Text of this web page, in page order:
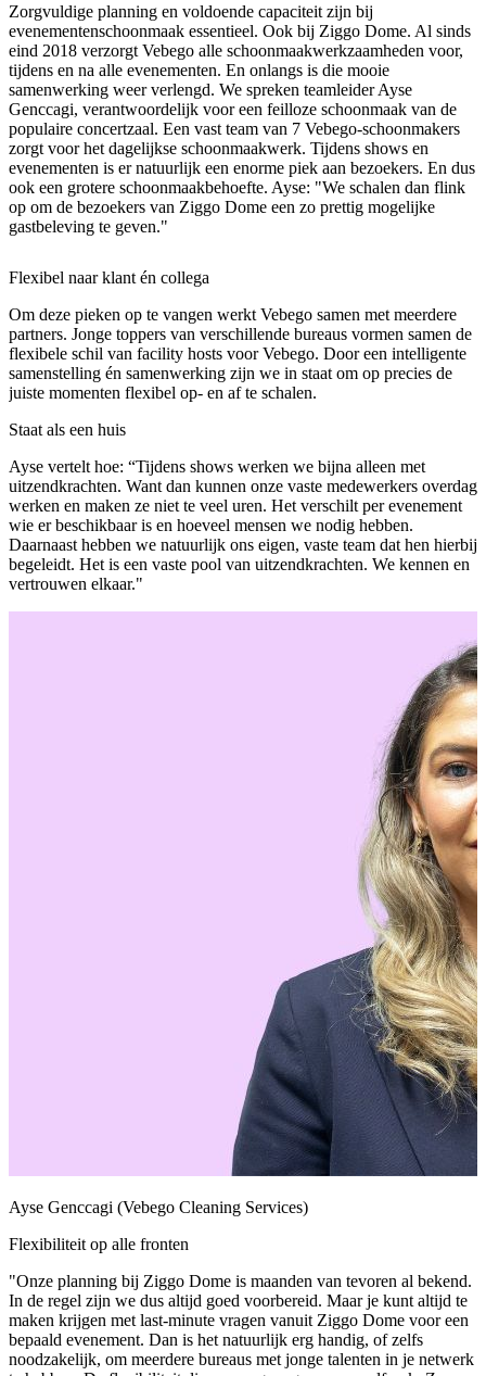
Zorgvuldige planning en voldoende capaciteit zijn bij
evenementenschoonmaak essentieel. Ook bij Ziggo Dome. Al sinds
eind 2018 verzorgt Vebego alle schoonmaakwerkzaamheden voor,
tijdens en na alle evenementen. En onlangs is die mooie
samenwerking weer verlengd. We spreken teamleider Ayse
Genccagi, verantwoordelijk voor een feilloze schoonmaak van de
populaire concertzaal. Een vast team van 7 Vebego-schoonmakers
zorgt voor het dagelijkse schoonmaakwerk. Tijdens shows en
evenementen is er natuurlijk een enorme piek aan bezoekers. En dus
ook een grotere schoonmaakbehoefte. Ayse: "We schalen dan flink
op om de bezoekers van Ziggo Dome een zo prettig mogelijke
gastbeleving te geven."
Flexibel naar klant én collega
Om deze pieken op te vangen werkt Vebego samen met meerdere
partners. Jonge toppers van verschillende bureaus vormen samen de
flexibele schil van facility hosts voor Vebego. Door een intelligente
samenstelling én samenwerking zijn we in staat om op precies de
juiste momenten flexibel op- en af te schalen.
Staat als een huis
Ayse vertelt hoe: “Tijdens shows werken we bijna alleen met
uitzendkrachten. Want dan kunnen onze vaste medewerkers overdag
werken en maken ze niet te veel uren. Het verschilt per evenement
wie er beschikbaar is en hoeveel mensen we nodig hebben.
Daarnaast hebben we natuurlijk ons eigen, vaste team dat hen hierbij
begeleidt. Het is een vaste pool van uitzendkrachten. We kennen en
vertrouwen elkaar."
Ayse Genccagi (Vebego Cleaning Services)
Flexibiliteit op alle fronten
"Onze planning bij Ziggo Dome is maanden van tevoren al bekend.
In de regel zijn we dus altijd goed voorbereid. Maar je kunt altijd te
maken krijgen met last-minute vragen vanuit Ziggo Dome voor een
bepaald evenement. Dan is het natuurlijk erg handig, of zelfs
noodzakelijk, om meerdere bureaus met jonge talenten in je netwerk